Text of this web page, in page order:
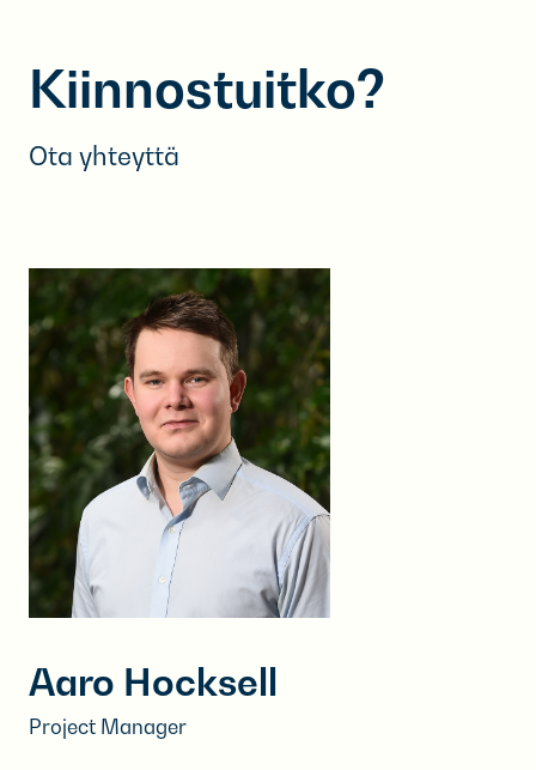
Kiinnostuitko?
Ota yhteyttä
Aaro Hocksell
Project Manager